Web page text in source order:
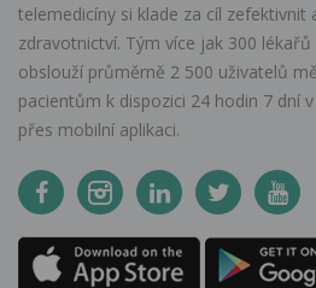
telemedicíny si klade za cíl zefektivnit
zdravotnictví. Tým více jak 300
obslouží průměrně 2 500 uživatelů
pacientům k dispozici 24 hodin 7 dní
přes mobilní aplikaci.